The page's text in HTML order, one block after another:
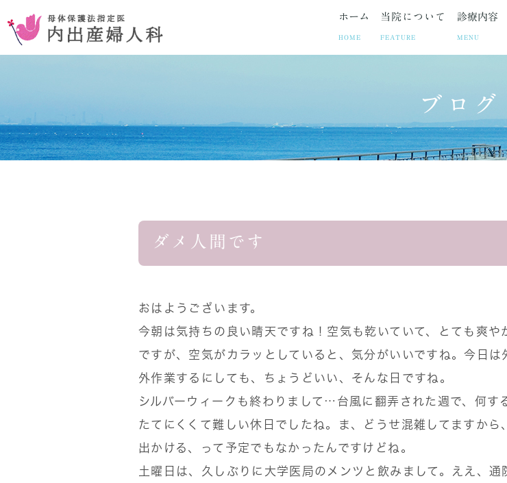
ホーム
HOME
当院について
FEATURE
コンセプト 院長紹介 当院の取
診療内容
MENU
お腹を切らない手術 妊娠中絶 避妊相談・ピル
おりものの異常 子宮筋腫 子宮内膜症
お悩み事 疾患 お悩み
院長ブログ
ブログ
ダメ人間です
おはようございます。
今朝は気持ちの良い晴天ですね！空気も乾いていて、とても爽や
ですが、空気がカラッとしていると、気分がいいですね。今日は
外作業するにしても、ちょうどいい、そんな日ですね。
シルバーウィークも終わりまして…台風に翻弄された週で、何す
たてにくくて難しい休日でしたね。ま、どうせ混雑してますから
出かける、って予定でもなかったんですけどね。
土曜日は、久しぶりに大学医局のメンツと飲みまして。ええ、通